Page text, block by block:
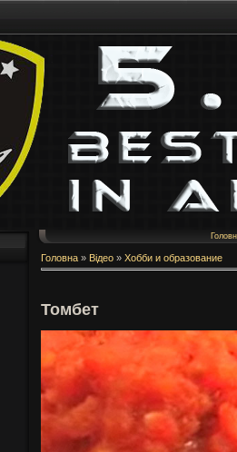
Головна » Відео » Хобби и образование
Томбет